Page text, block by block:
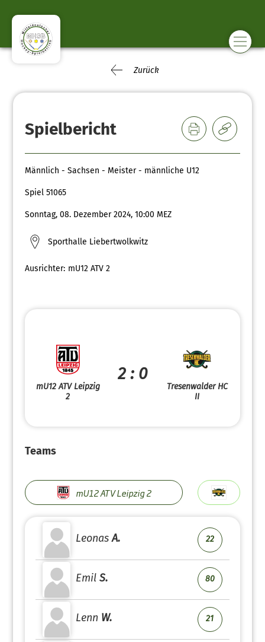
Zurück
Spielbericht
Männlich - Sachsen - Meister - männliche U12
Spiel 51065
Sonntag, 08. Dezember 2024, 10:00 MEZ
Sporthalle Liebertwolkwitz
Ausrichter: mU12 ATV 2
mU12 ATV Leipzig
2
2 : 0
Tresenwalder HC
II
Teams
mU12 ATV Leipzig 2
Leonas A. 22
Emil S. 80
Lenn W. 21